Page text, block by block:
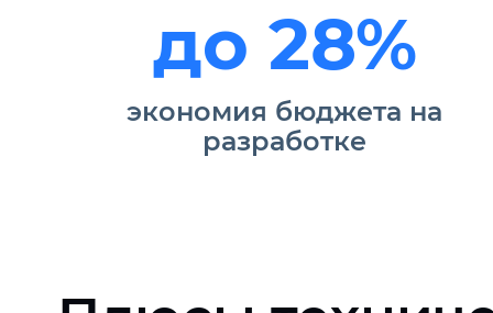
до 28%
экономия бюджета на
разработке